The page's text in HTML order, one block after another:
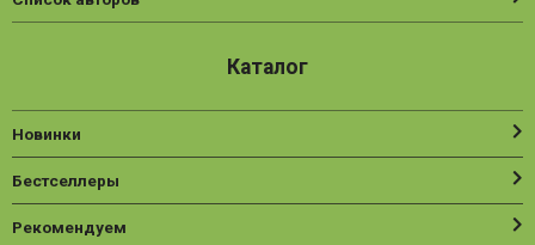
Каталог
Новинки
Бестселлеры
Рекомендуем